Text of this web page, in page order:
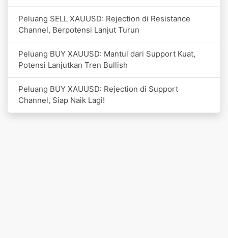
Peluang SELL XAUUSD: Rejection di Resistance
Channel, Berpotensi Lanjut Turun
Peluang BUY XAUUSD: Mantul dari Support Kuat,
Potensi Lanjutkan Tren Bullish
Peluang BUY XAUUSD: Rejection di Support
Channel, Siap Naik Lagi!